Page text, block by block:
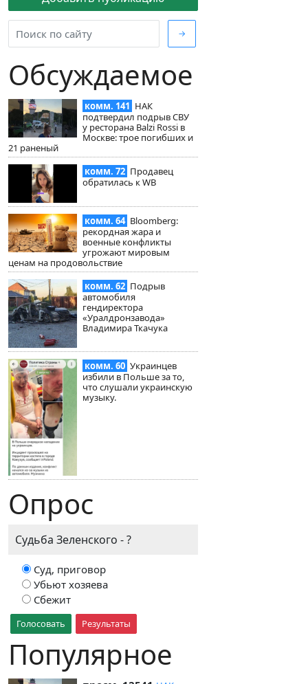
→
Обсуждаемое
комм. 141 НАК
подтвердил подрыв СВУ
у ресторана Balzi Rossi в
Москве: трое погибших и
21 раненый
комм. 72 Продавец
обратилась к WB
комм. 64 Bloomberg:
рекордная жара и
военные конфликты
угрожают мировым
ценам на продовольствие
комм. 62 Подрыв
автомобиля
гендиректора
«Уралдронзавода»
Владимира Ткачука
комм. 60 Украинцев
избили в Польше за то,
что слушали украинскую
музыку.
Опрос
Судьба Зеленского - ?
Суд, приговор
Убьют хозяева
Сбежит
Голосовать Результаты
Популярное